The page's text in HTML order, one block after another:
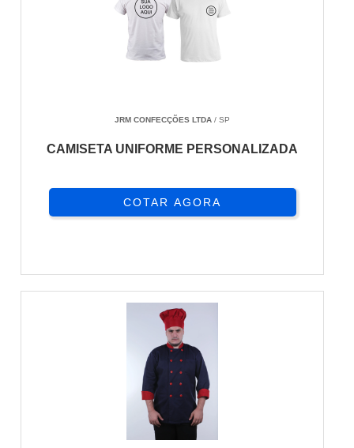
JRM CONFECÇÕES LTDA / SP
CAMISETA UNIFORME PERSONALIZADA
COTAR AGORA